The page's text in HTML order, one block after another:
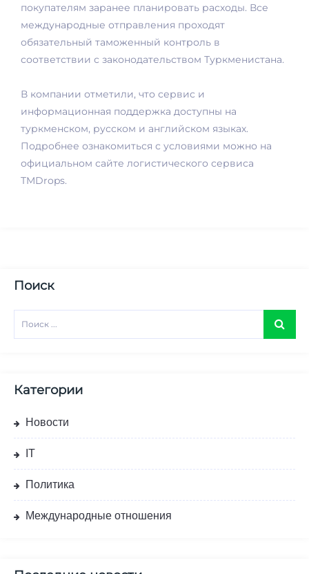
покупателям заранее планировать расходы. Все
международные отправления проходят
обязательный таможенный контроль в
соответствии с законодательством Туркменистана.
В компании отметили, что сервис и
информационная поддержка доступны на
туркменском, русском и английском языках.
Подробнее ознакомиться с условиями можно на
официальном сайте логистического сервиса
TMDrops.
Поиск
Категории
Новости
IT
Политика
Международные отношения